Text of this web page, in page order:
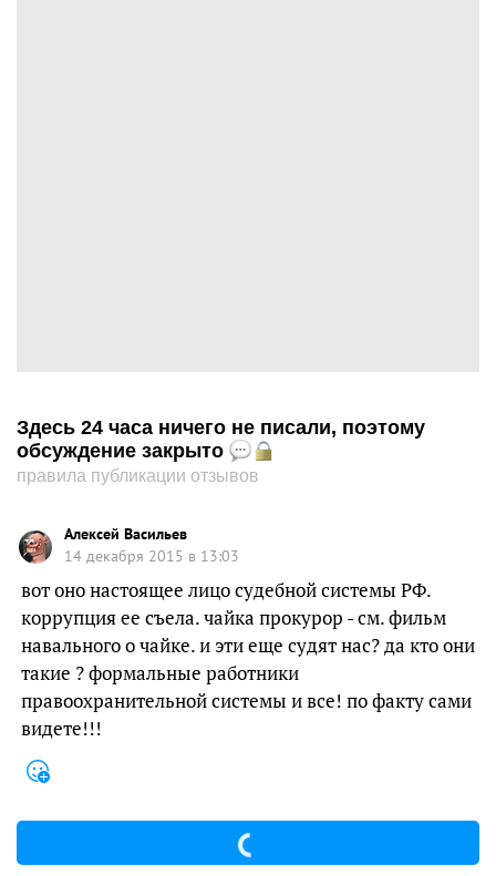
Здесь 24 часа ничего не писали, поэтому
обсуждение закрыто
правила публикации отзывов
Алексей Васильев
14 декабря 2015 в 13:03
вот оно настоящее лицо судебной системы РФ.
коррупция ее съела. чайка прокурор - см. фильм
навального о чайке. и эти еще судят нас? да кто они
такие ? формальные работники
правоохранительной системы и все! по факту сами
видете!!!